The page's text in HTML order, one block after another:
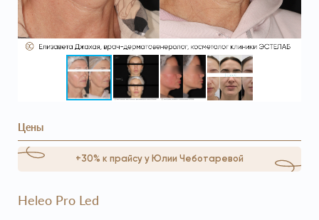
Цены
+30% к прайсу у Юлии Чеботаревой
Heleo Pro Led